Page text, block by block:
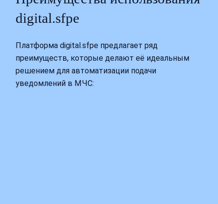
digital.sfpe
Платформа digital.sfpe предлагает ряд
преимуществ, которые делают её идеальным
решением для автоматизации подачи
уведомлений в МЧС: